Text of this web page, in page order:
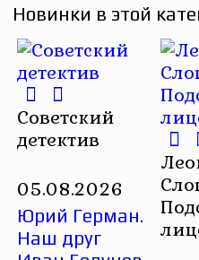
Новинки в этой
Советский
детектив
05.08.2026
Юрий Герман.
Наш друг